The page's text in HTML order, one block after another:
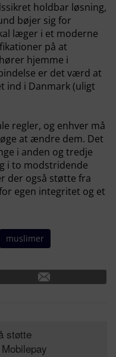
holdbar løsning,
bøjer sig for
læger i et moderne
på at
hjemme i
er det værd at
ind i Danmark (uligt
regler, og enhver må
at ændre dem. Det
i anden og tredje
i to modstridende
der også støtte fra
egen integritet og et
muslimer
støtte